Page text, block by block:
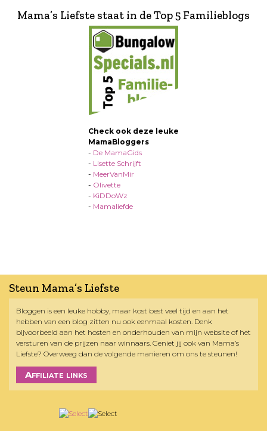
Mama’s Liefste staat in de Top 5 Familieblogs
Check ook deze leuke
MamaBloggers
- De MamaGids
- Lisette Schrijft
- MeerVanMir
- Olivette
- KiDDoWz
- Mamaliefde
Steun Mama’s Liefste
Bloggen is een leuke hobby, maar kost best veel tijd en aan het
hebben van een blog zitten nu ook eenmaal kosten. Denk
bijvoorbeeld aan het hosten en onderhouden van mijn website of het
versturen van de prijzen naar winnaars. Geniet jij ook van Mama’s
Liefste? Overweeg dan de volgende manieren om ons te steunen!
Affiliate links